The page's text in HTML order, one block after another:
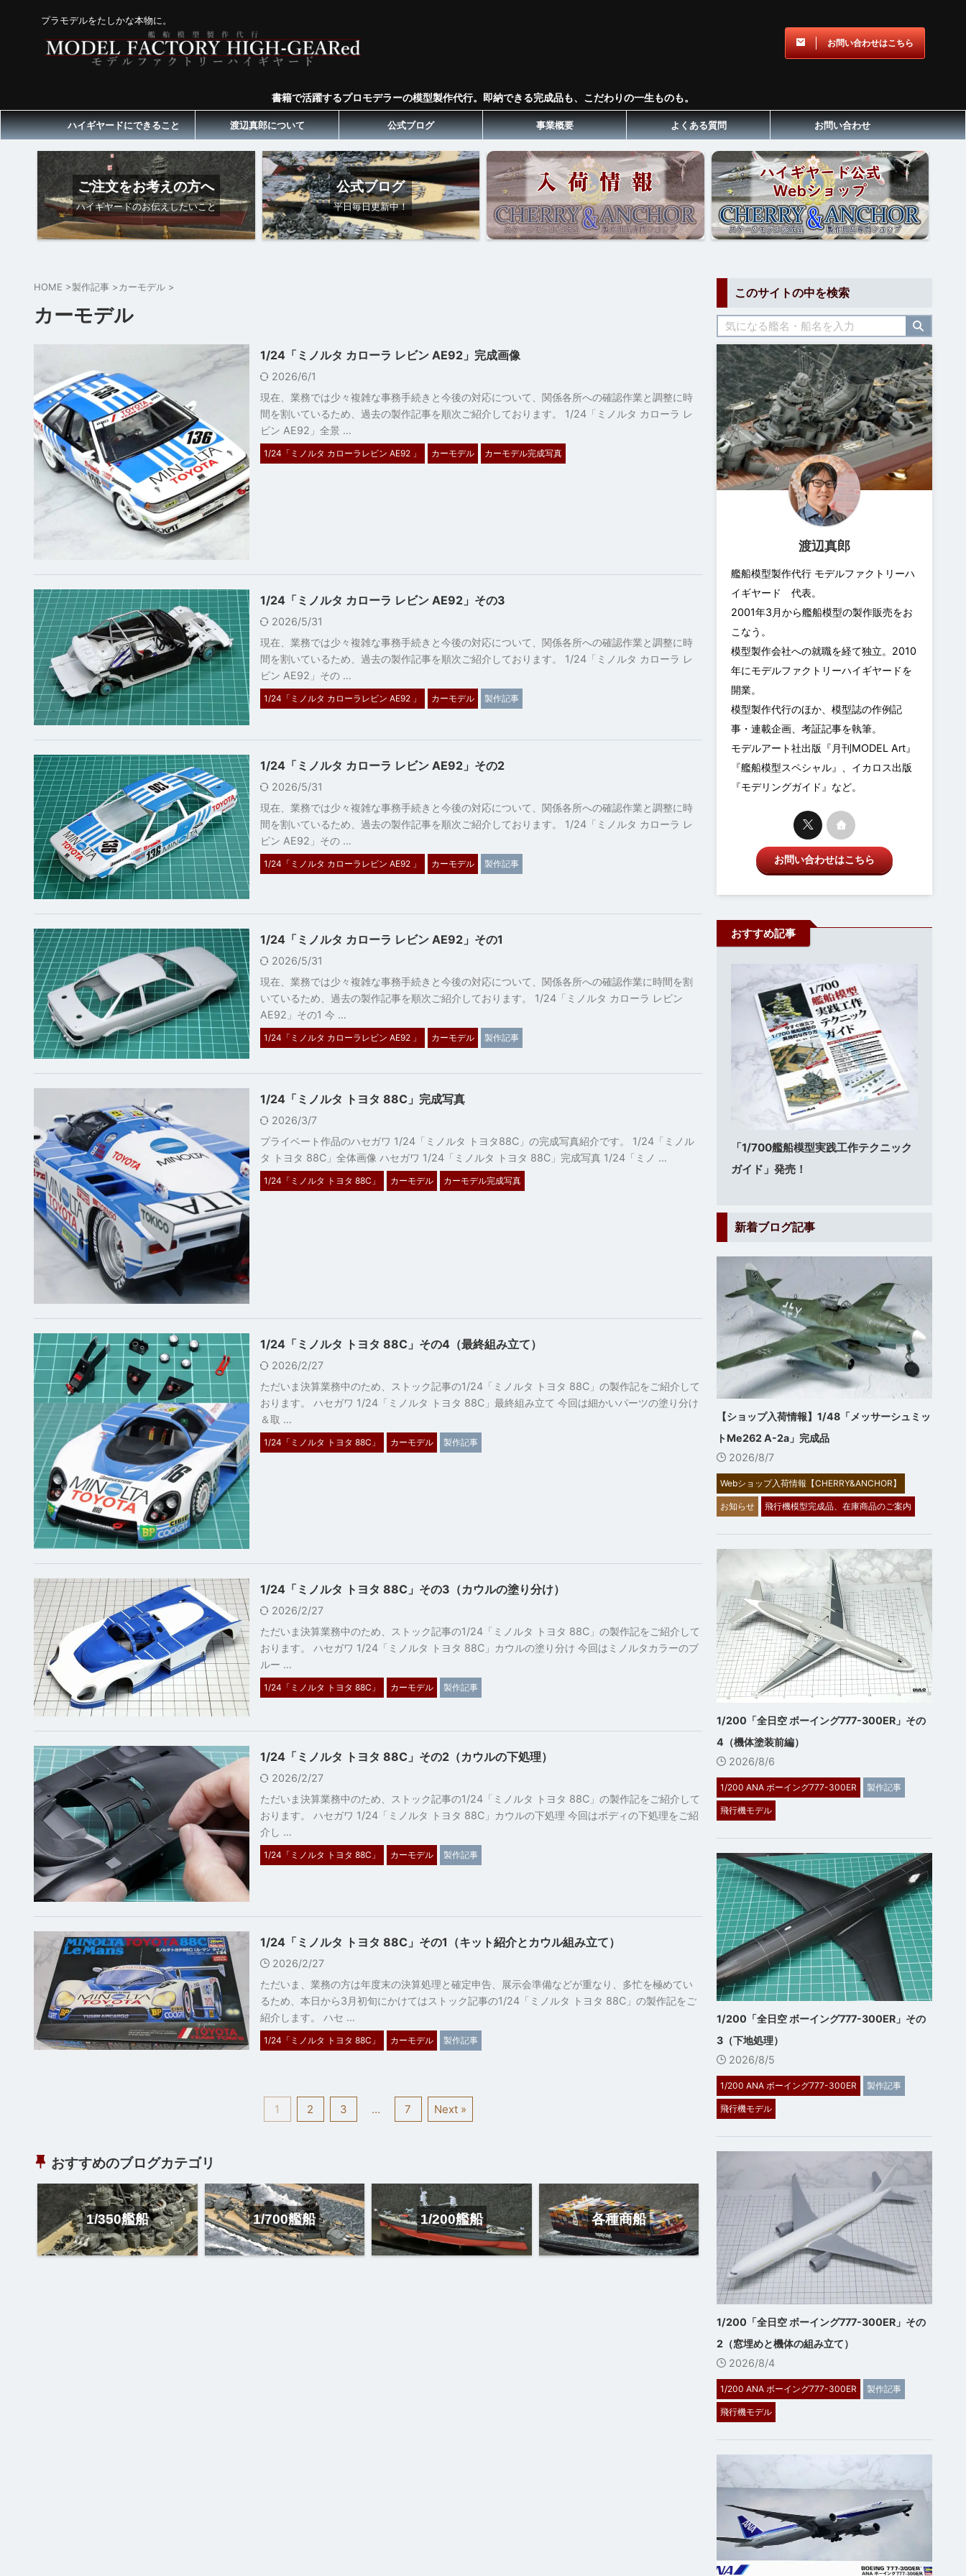
プラモデルをたしかな本物に。
お問い合わせはこちら
書籍で活躍するプロモデラーの模型製作代行。即納できる完成品も、こだわりの一生ものも。
ハイギヤードにできること 渡辺真郎について 公式ブログ 事業概要 よくある質問 お問い合わせ
ご注文をお考えの方へ
ハイギヤードのお伝えしたいこと
公式ブログ
平日毎日更新中！
HOME >製作記事 >カーモデル >
カーモデル
1/24「ミノルタ カローラ レビン AE92」完成画像
2026/6/1
現在、業務では少々複雑な事務手続きと今後の対応について、関係各所への確認作業と調整に時
間を割いているため、過去の製作記事を順次ご紹介しております。 1/24「ミノルタ カローラ レ
ビン AE92」全景 …
1/24「ミノルタ カローラレビン AE92 」 カーモデル カーモデル完成写真
1/24「ミノルタ カローラ レビン AE92」その3
2026/5/31
現在、業務では少々複雑な事務手続きと今後の対応について、関係各所への確認作業と調整に時
間を割いているため、過去の製作記事を順次ご紹介しております。 1/24「ミノルタ カローラ レ
ビン AE92」その …
1/24「ミノルタ カローラレビン AE92 」 カーモデル 製作記事
1/24「ミノルタ カローラ レビン AE92」その2
2026/5/31
現在、業務では少々複雑な事務手続きと今後の対応について、関係各所への確認作業と調整に時
間を割いているため、過去の製作記事を順次ご紹介しております。 1/24「ミノルタ カローラ レ
ビン AE92」その …
1/24「ミノルタ カローラレビン AE92 」 カーモデル 製作記事
1/24「ミノルタ カローラ レビン AE92」その1
2026/5/31
現在、業務では少々複雑な事務手続きと今後の対応について、関係各所への確認作業に時間を割
いているため、過去の製作記事を順次ご紹介しております。 1/24「ミノルタ カローラ レビン
AE92」その1 今 …
1/24「ミノルタ カローラレビン AE92 」 カーモデル 製作記事
1/24「ミノルタ トヨタ 88C」完成写真
2026/3/7
プライベート作品のハセガワ 1/24「ミノルタ トヨタ88C」の完成写真紹介です。 1/24「ミノル
タ トヨタ 88C」全体画像 ハセガワ 1/24「ミノルタ トヨタ 88C」完成写真 1/24「ミノ …
1/24「ミノルタ トヨタ 88C」 カーモデル カーモデル完成写真
1/24「ミノルタ トヨタ 88C」その4（最終組み立て）
2026/2/27
ただいま決算業務中のため、ストック記事の1/24「ミノルタ トヨタ 88C」の製作記をご紹介して
おります。 ハセガワ 1/24「ミノルタ トヨタ 88C」最終組み立て 今回は細かいパーツの塗り分け
＆取 …
1/24「ミノルタ トヨタ 88C」 カーモデル 製作記事
1/24「ミノルタ トヨタ 88C」その3（カウルの塗り分け）
2026/2/27
ただいま決算業務中のため、ストック記事の1/24「ミノルタ トヨタ 88C」の製作記をご紹介して
おります。 ハセガワ 1/24「ミノルタ トヨタ 88C」カウルの塗り分け 今回はミノルタカラーのブ
ルー …
1/24「ミノルタ トヨタ 88C」 カーモデル 製作記事
1/24「ミノルタ トヨタ 88C」その2（カウルの下処理）
2026/2/27
ただいま決算業務中のため、ストック記事の1/24「ミノルタ トヨタ 88C」の製作記をご紹介して
おります。 ハセガワ 1/24「ミノルタ トヨタ 88C」カウルの下処理 今回はボディの下処理をご紹
介し …
1/24「ミノルタ トヨタ 88C」 カーモデル 製作記事
1/24「ミノルタ トヨタ 88C」その1（キット紹介とカウル組み立て）
2026/2/27
ただいま、業務の方は年度末の決算処理と確定申告、展示会準備などが重なり、多忙を極めてい
るため、本日から3月初旬にかけてはストック記事の1/24「ミノルタ トヨタ 88C」の製作記をご
紹介します。 ハセ …
1/24「ミノルタ トヨタ 88C」 カーモデル 製作記事
1 2 3 … 7 Next »
おすすめのブログカテゴリ
1/350艦船 1/700艦船 1/200艦船 各種商船
このサイトの中を検索
渡辺真郎
艦船模型製作代行 モデルファクトリーハ
イギヤード 代表。
2001年3月から艦船模型の製作販売をお
こなう。
模型製作会社への就職を経て独立。2010
年にモデルファクトリーハイギヤードを
開業。
模型製作代行のほか、模型誌の作例記
事・連載企画、考証記事を執筆。
モデルアート社出版『月刊MODEL Art』
『艦船模型スペシャル』、イカロス出版
『モデリングガイド』など。
お問い合わせはこちら
おすすめ記事
「1/700艦船模型実践工作テクニック
ガイド」発売！
新着ブログ記事
【ショップ入荷情報】1/48「メッサーシュミッ
トMe262 A-2a」完成品
2026/8/7
Webショップ入荷情報【CHERRY&ANCHOR】
お知らせ 飛行機模型完成品、在庫商品のご案内
1/200「全日空 ボーイング777-300ER」その
4（機体塗装前編）
2026/8/6
1/200 ANA ボーイング777-300ER 製作記事
飛行機モデル
1/200「全日空 ボーイング777-300ER」その
3（下地処理）
2026/8/5
1/200 ANA ボーイング777-300ER 製作記事
飛行機モデル
1/200「全日空 ボーイング777-300ER」その
2（窓埋めと機体の組み立て）
2026/8/4
1/200 ANA ボーイング777-300ER 製作記事
飛行機モデル